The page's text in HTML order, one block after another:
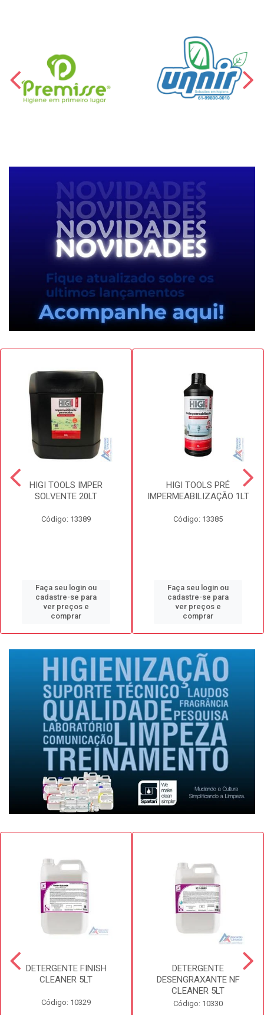
HIGI TOOLS IMPER
SOLVENTE 20LT
Código: 13389
Faça seu login ou
cadastre-se para
ver preços e
comprar
HIGI TOOLS PRÉ
IMPERMEABILIZAÇÃO 1LT
Código: 13385
Faça seu login ou
cadastre-se para
ver preços e
comprar
DETERGENTE FINISH
CLEANER 5LT
Código: 10329
DETERGENTE
DESENGRAXANTE NF
CLEANER 5LT
Código: 10330